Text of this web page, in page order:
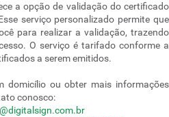
a opção de validação do certificado
serviço personalizado permite que
para realizar a validação, trazendo
O serviço é tarifado conforme a
a serem emitidos.
domicílio ou obter mais informações
conosco: